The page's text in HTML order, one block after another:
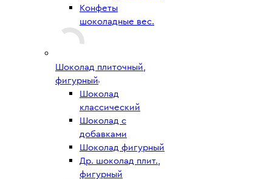
Конфеты
шоколадные вес.
Шоколад плиточный,
фигурный
Шоколад
классический
Шоколад с
добавками
Шоколад фигурный
Др. шоколад плит.,
фигурный